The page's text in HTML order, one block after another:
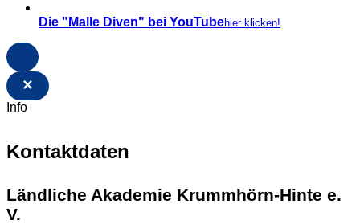
Die "Malle Diven" bei YouTubehier klicken!
×
Info
Kontaktdaten
Ländliche Akademie Krummhörn-Hinte e.
V.